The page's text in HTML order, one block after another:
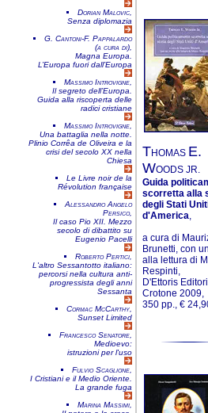
Dorian Malovic,
Senza diplomazia
G. Cantoni-F. Pappalardo
(a cura di),
Magna Europa.
L’Europa fuori dall’Europa
Massimo Introvigne,
Il segreto dell’Europa.
Guida alla riscoperta delle
radici cristiane
Massimo Introvigne,
Una battaglia nella notte.
Plinio Corrêa de Oliveira e la
crisi del secolo XX nella
Chiesa
Le Livre noir de la
Révolution française
Alessandro Angelo
Persico,
Il caso Pio XII. Mezzo
secolo di dibattito su
Eugenio Pacelli
Roberto Pertici,
L'altro Sessantotto italiano:
percorsi nella cultura anti-
progressista degli anni
Sessanta
Cormac McCarthy,
Sunset Limited
Francesco Senatore,
Medioevo:
istruzioni per l'uso
Fulvio Scaglione,
I Cristiani e il Medio Oriente.
La grande fuga
Marina Massimi,
THOMAS E.
WOODS JR.
Guida
scorretta alla
degli Stati
d'America,
a cura di
Brunetti, con
alla lettura di
Respinti,
D'Ettoris
Crotone 2009,
350 pp., €